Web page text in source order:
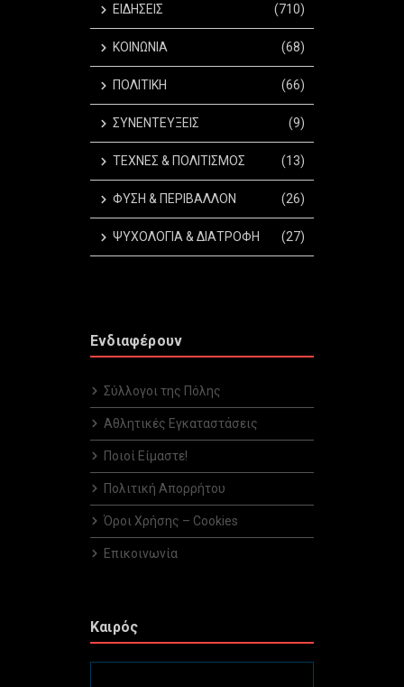
ΕΙΔΗΣΕΙΣ (710)
ΚΟΙΝΩΝΙΑ (68)
ΠΟΛΙΤΙΚΗ (66)
ΣΥΝΕΝΤΕΥΞΕΙΣ (9)
ΤΕΧΝΕΣ & ΠΟΛΙΤΙΣΜΟΣ (13)
ΦΥΣΗ & ΠΕΡΙΒΑΛΛΟΝ (26)
ΨΥΧΟΛΟΓΙΑ & ΔΙΑΤΡΟΦΗ (27)
Ενδιαφέρουν
Σύλλογοι της Πόλης
Αθλητικές Εγκαταστάσεις
Ποιοί Είμαστε!
Πολιτική Απορρήτου
Όροι Χρήσης – Cookies
Επικοινωνία
Καιρός